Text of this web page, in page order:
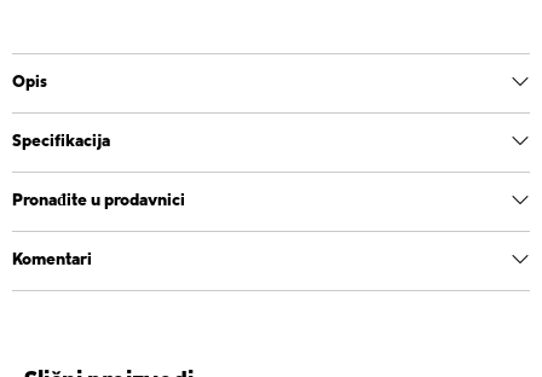
Opis
Specifikacija
Pronađite u prodavnici
Komentari